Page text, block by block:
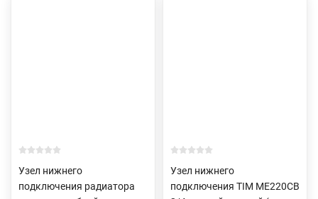
Узел нижнего
подключения радиатора
Узел нижнего
подключения TIM ME220CB